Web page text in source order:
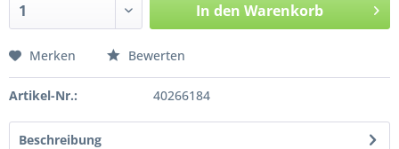
In den Warenkorb
Merken Bewerten
Artikel-Nr.: 40266184
Beschreibung